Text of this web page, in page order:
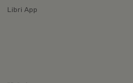
Libri App